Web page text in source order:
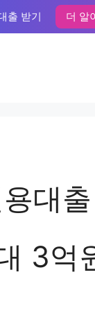
출 받기 더 알
대
3억